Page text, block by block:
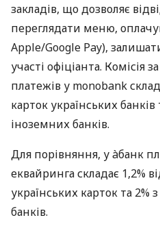
закладів, що дозволяє
переглядати меню,
Apple/Google Pay),
участі офіціанта. Комісія
платежів у monobank
карток українських банків
іноземних банків.
Для порівняння, у àбанк
еквайринга складає 1,2%
українських карток та 2%
банків.